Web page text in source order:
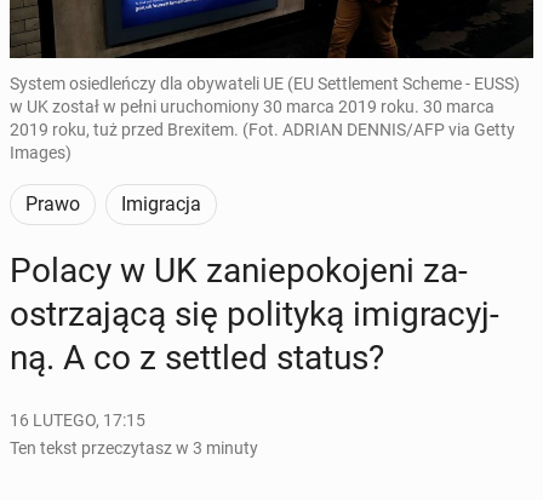
System osiedleńczy dla obywateli UE (EU Settlement Scheme - EUSS)
w UK został w pełni uruchomiony 30 marca 2019 roku. 30 marca
2019 roku, tuż przed Brexitem. (Fot. ADRIAN DENNIS/AFP via Getty
Images)
Prawo Imigracja
Polacy w UK za­nie­po­ko­je­ni za­
ostrza­ją­cą się po­li­ty­ką imi­gra­cyj­
ną. A co z settled status?
16 LUTEGO, 17:15
Ten tekst przeczytasz w 3 minuty